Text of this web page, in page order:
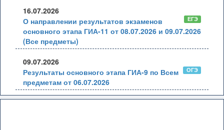
16.07.2026
ЕГЭ
О направлении результатов экзаменов
основного этапа ГИА-11 от 08.07.2026 и 09.07.2026
(Все предметы)
09.07.2026
ОГЭ
Результаты основного этапа ГИА-9 по Всем
предметам от 06.07.2026